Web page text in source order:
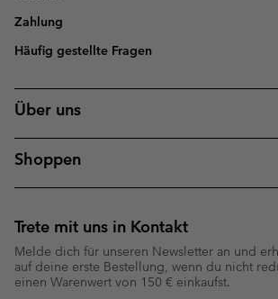
Zahlung
Häufig gestellte Fragen
Über uns
Shoppen
Trete mit uns in Kontakt
Melde dich für unseren Newsletter an und
auf deine erste Bestellung, wenn du nicht
einen Warenwert von 150 € einkaufst.